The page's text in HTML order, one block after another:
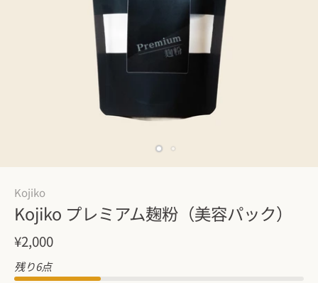
Kojiko
Kojiko プレミアム麹粉（美容パック）
¥2,000
残り6点